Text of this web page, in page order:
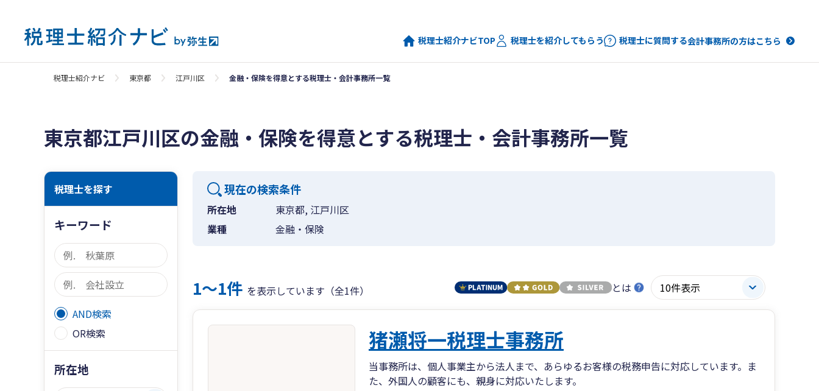
税理士紹介ナビTOP 税理士を紹介してもらう 税理士に質問する会計事務所の方はこちら
税理士紹介ナビ 東京都 江戸川区 金融・保険を得意とする税理士・会計事務所一覧
東京都江戸川区の金融・保険を得意とする税理士・会計事務所一覧
税理士を探す
キーワード
AND検索
OR検索
所在地
現在の検索条件
所在地
東京都, 江戸川区
業種
金融・保険
1〜1件 を表示しています（全1件） とは
猪瀬将一税理士事務所
当事務所は、個人事業主から法人まで、あらゆるお客様の税務申告に対応しています。ま
た、外国人の顧客にも、親身に対応いたします。